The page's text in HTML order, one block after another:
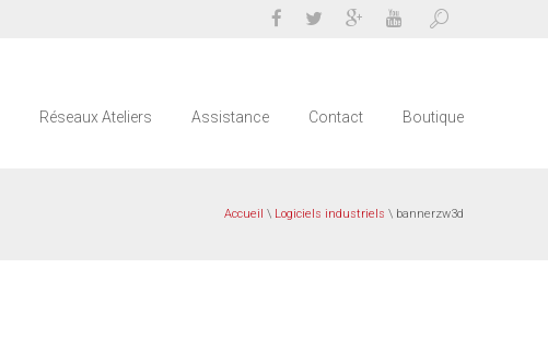
Réseaux Ateliers Assistance Contact Boutique
Accueil \ Logiciels industriels \ bannerzw3d